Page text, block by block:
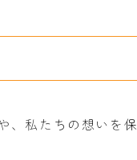
、私たちの想いを保